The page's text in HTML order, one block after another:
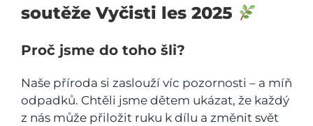
Napsali o nás
Kontakt
soutěže Vyčisti les 2025
Proč jsme do toho šli?
Naše příroda si zaslouží víc pozornosti – a míň
odpadků. Chtěli jsme dětem ukázat, že každý
z nás může přiložit ruku k dílu a změnit svět